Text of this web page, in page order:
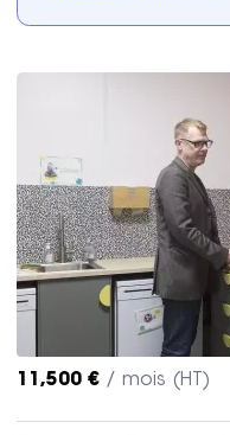
11,500 € / mois (HT)